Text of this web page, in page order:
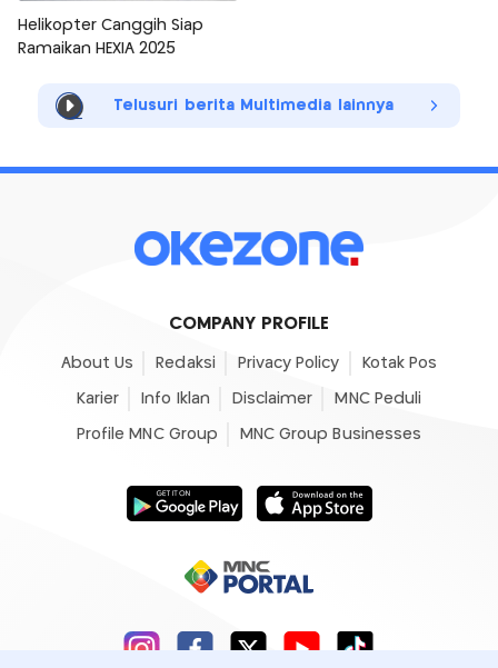
Helikopter Canggih Siap
Ramaikan HEXIA 2025
Telusuri berita Multimedia lainnya
COMPANY PROFILE
About Us Redaksi Privacy Policy Kotak Pos
Karier Info Iklan Disclaimer MNC Peduli
Profile MNC Group MNC Group Businesses